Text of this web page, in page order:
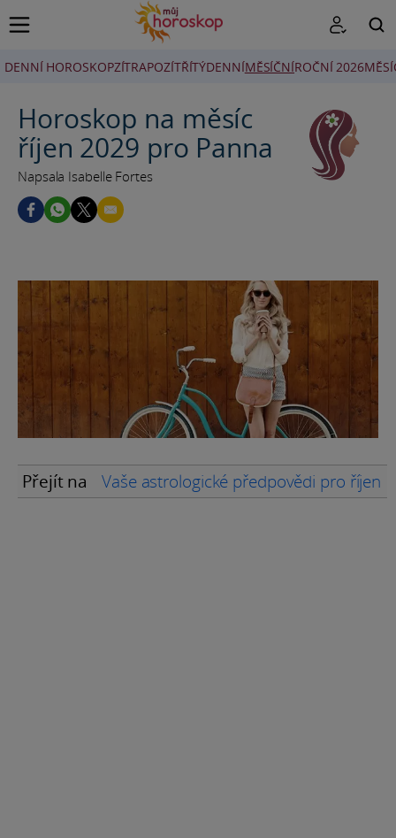
DENNÍ HOROSKOPZÍTRAPOZÍTŘÍTÝDENNÍMĚSÍČNÍROČNÍ 2026
Horoskop na měsíc
říjen 2029 pro Panna
Napsala Isabelle Fortes
Přejít na Vaše astrologické předpovědi pro říjen